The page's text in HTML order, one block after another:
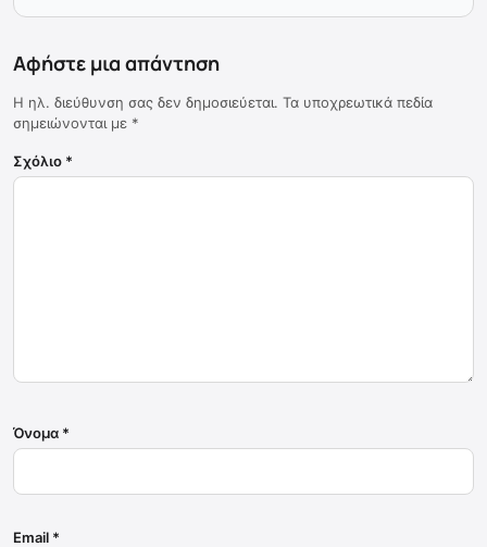
Αφήστε μια απάντηση
Η ηλ. διεύθυνση σας δεν δημοσιεύεται. Τα υποχρεωτικά πεδία
σημειώνονται με *
Σχόλιο *
Όνομα *
Email *